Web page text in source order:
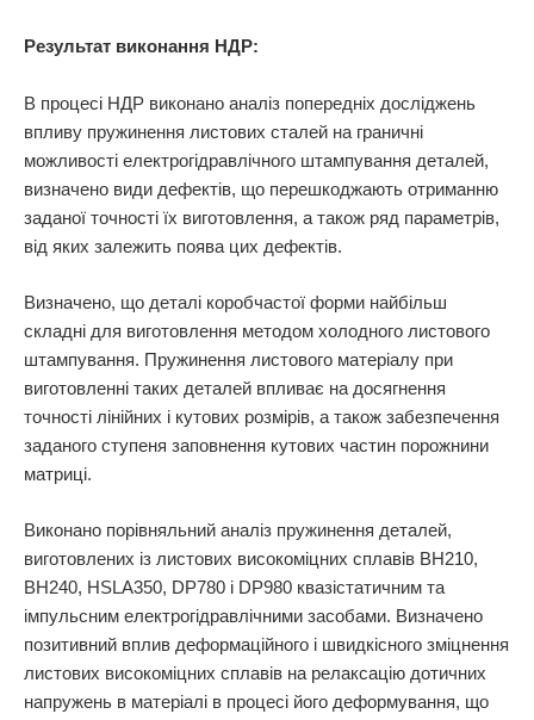
Результат виконання НДР:
В процесі НДР виконано аналіз попередніх досліджень
впливу пружинення листових сталей на граничні
можливості електрогідравлічного штампування деталей,
визначено види дефектів, що перешкоджають отриманню
заданої точності їх виготовлення, а також ряд параметрів,
від яких залежить поява цих дефектів.
Визначено, що деталі коробчастої форми найбільш
складні для виготовлення методом холодного листового
штампування. Пружинення листового матеріалу при
виготовленні таких деталей впливає на досягнення
точності лінійних і кутових розмірів, а також забезпечення
заданого ступеня заповнення кутових частин порожнини
матриці.
Виконано порівняльний аналіз пружинення деталей,
виготовлених із листових високоміцних сплавів ВН210,
ВН240, HSLA350, DP780 і DP980 квазістатичним та
імпульсним електрогідравлічними засобами. Визначено
позитивний вплив деформаційного і швидкісного зміцнення
листових високоміцних сплавів на релаксацію дотичних
напружень в матеріалі в процесі його деформування, що